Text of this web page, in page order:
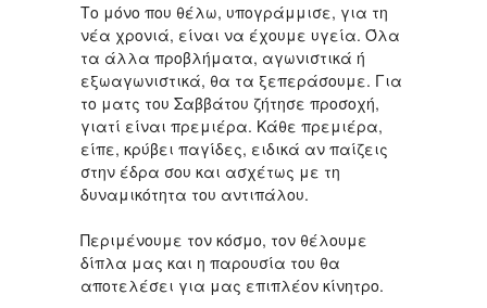
Το μόνο που θέλω, υπογράμμισε, για τη
νέα χρονιά, είναι να έχουμε υγεία. Όλα
τα άλλα προβλήματα, αγωνιστικά ή
εξωαγωνιστικά, θα τα ξεπεράσουμε. Για
το ματς του Σαββάτου ζήτησε προσοχή,
γιατί είναι πρεμιέρα. Κάθε πρεμιέρα,
είπε, κρύβει παγίδες, ειδικά αν παίζεις
στην έδρα σου και ασχέτως με τη
δυναμικότητα του αντιπάλου.
Περιμένουμε τον κόσμο, τον θέλουμε
δίπλα μας και η παρουσία του θα
αποτελέσει για μας επιπλέον κίνητρο.